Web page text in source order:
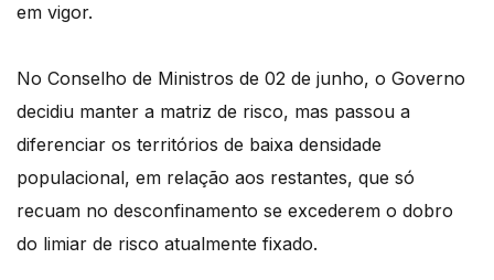
em vigor.
No Conselho de Ministros de 02 de junho, o Governo
decidiu manter a matriz de risco, mas passou a
diferenciar os territórios de baixa densidade
populacional, em relação aos restantes, que só
recuam no desconfinamento se excederem o dobro
do limiar de risco atualmente fixado.